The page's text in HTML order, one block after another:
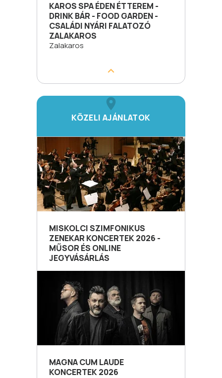
KAROS SPA ÉDEN ÉTTEREM -
DRINK BÁR - FOOD GARDEN -
CSALÁDI NYÁRI FALATOZÓ
ZALAKAROS
Zalakaros
KÖZELI AJÁNLATOK
MISKOLCI SZIMFONIKUS
ZENEKAR KONCERTEK 2026 -
MŰSOR ÉS ONLINE
JEGYVÁSÁRLÁS
MAGNA CUM LAUDE
KONCERTEK 2026